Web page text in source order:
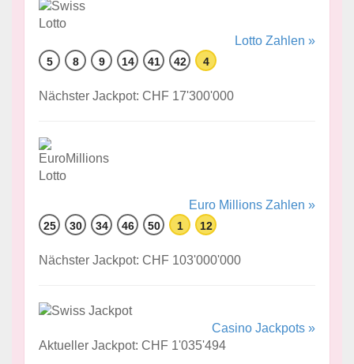
Lotto Zahlen »
5 8 9 14 41 42 4
Nächster Jackpot: CHF 17'300'000
Euro Millions Zahlen »
25 30 34 46 50 1 12
Nächster Jackpot: CHF 103'000'000
Casino Jackpots »
Aktueller Jackpot: CHF 1'035'494